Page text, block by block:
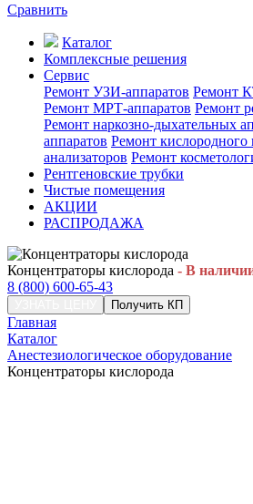
Сравнить
Каталог
Комплексные решения
Сервис
Ремонт УЗИ-аппаратов Ремонт
Ремонт МРТ-аппаратов Ремонт
Ремонт наркозно-дыхательных
аппаратов Ремонт кислородного
анализаторов Ремонт
Рентгеновские трубки
Чистые помещения
АКЦИИ
РАСПРОДАЖА
Концентраторы кислорода - В
8 (800) 600-65-43
Получить КП
Главная
Каталог
Анестезиологическое оборудование
Концентраторы кислорода